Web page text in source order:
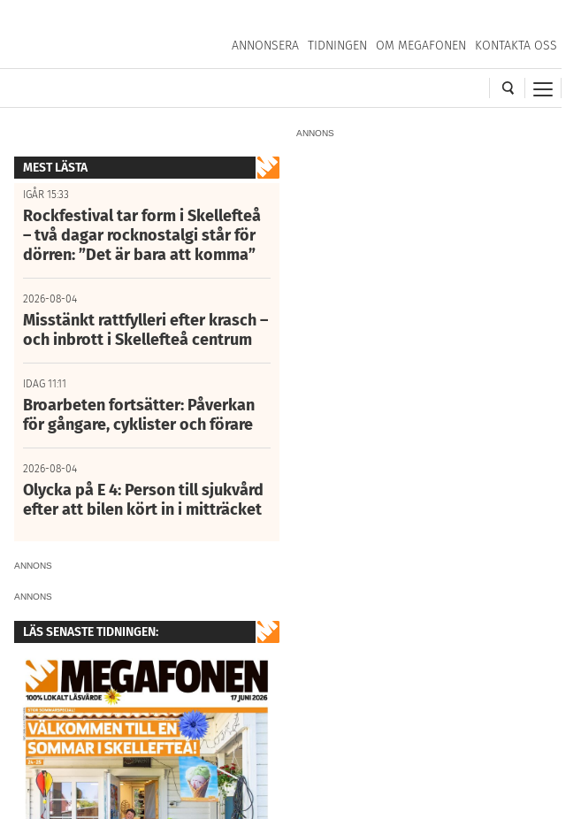
ANNONSERA TIDNINGEN OM MEGAFONEN KONTAKTA OSS
ANNONS
MEST LÄSTA
IGÅR 15:33
Rockfestival tar form i Skellefteå
– två dagar rocknostalgi står för
dörren: ”Det är bara att komma”
2026-08-04
Misstänkt rattfylleri efter krasch –
och inbrott i Skellefteå centrum
IDAG 11:11
Broarbeten fortsätter: Påverkan
för gångare, cyklister och förare
2026-08-04
Olycka på E 4: Person till sjukvård
efter att bilen kört in i mitträcket
ANNONS
ANNONS
LÄS SENASTE TIDNINGEN: